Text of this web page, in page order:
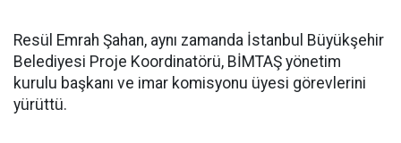
Resül Emrah Şahan, aynı zamanda İstanbul Büyükşehir
Belediyesi Proje Koordinatörü, BİMTAŞ yönetim
kurulu başkanı ve imar komisyonu üyesi görevlerini
yürüttü.